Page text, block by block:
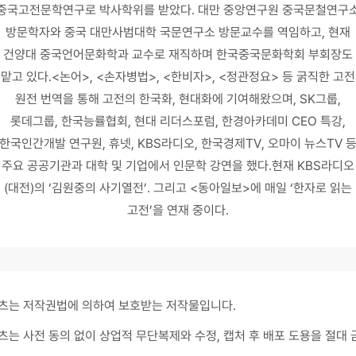
국고전문학연구로 박사학위를 받았다. 대만 중앙연구원 중국문철연구
방문학자와 중국 대만사범대학 국문연구소 방문교수를 역임하고, 현재
건양대 중국언어문화학과 교수로 재직하며 한국중국문화학회 부회장도
맡고 있다.<논어>, <손자병법>, <한비자>, <정관정요> 등 굵직한 고전
원전 번역을 통해 고전의 한국화, 현대화에 기여해왔으며, SK그룹,
롯데그룹, 한국능률협회, 현대 리더스포럼, 한경아카데미 CEO 특강,
한국인간개발 연구원, 휴넷, KBS라디오, 한국경제TV, 오마이 뉴스TV 등
주요 공공기관과 대학 및 기업에서 인문학 강연을 했다.현재 KBS라디오
(대전)의 ‘김원중의 사기열전’. 그리고 <동아일보>에 매일 ‘한자로 읽는
고전’을 연재 중이다.
는 저작권법에 의하여 보호받는 저작물입니다.
는 사전 동의 없이 상업적 무단복제와 수정, 캡처 후 배포 도용을 절대